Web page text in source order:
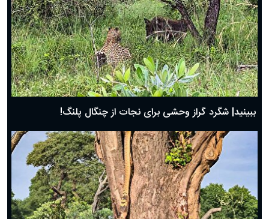
ببینید| شگرد گراز وحشی برای نجات از چنگال پلنگ!